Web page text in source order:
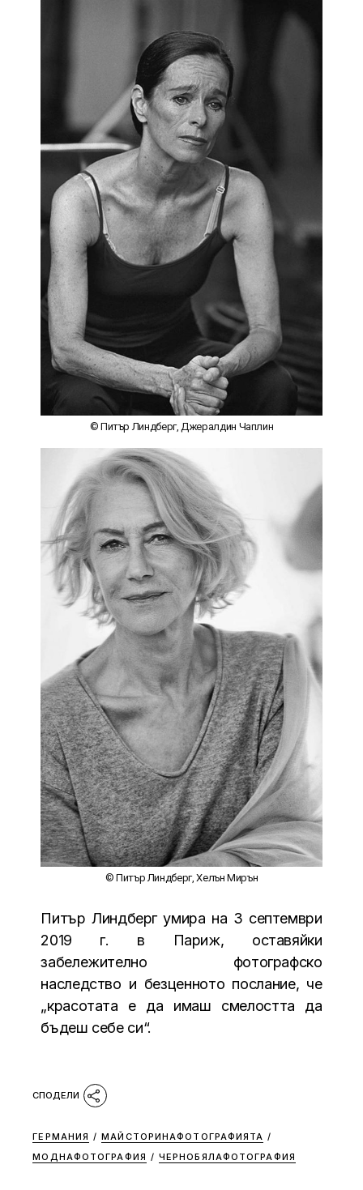
© Питър Линдберг, Джералдин Чаплин
© Питър Линдберг, Хелън Мирън
Питър Линдберг умира на 3 септември
2019 г. в Париж, оставяйки
забележително фотографско
наследство и безценното послание, че
„красотата е да имаш смелостта да
бъдеш себе си“.
ГЕРМАНИЯ / МАЙСТОРИНАФОТОГРАФИЯТА /
МОДНАФОТОГРАФИЯ / ЧЕРНОБЯЛАФОТОГРАФИЯ